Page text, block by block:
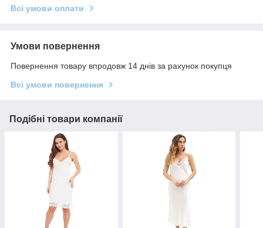
Всі умови оплати
Умови повернення
Повернення товару впродовж 14 днів за рахунок покупця
Всі умови повернення
Подібні товари компанії